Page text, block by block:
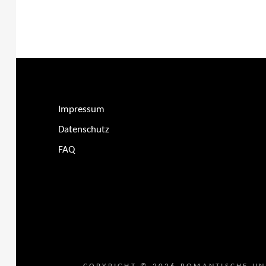
Impressum
Datenschutz
FAQ